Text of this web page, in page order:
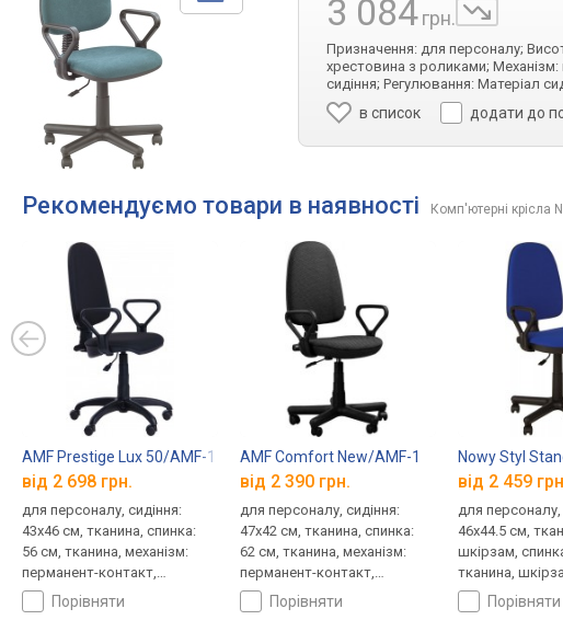
3 084грн.
Призначення: для персоналу;
хрестовина з роликами; Механізм:
сидіння; Регулювання: Матеріал
в список додати до
Рекомендуємо товари в наявності Комп'ютерні крісла
AMF Prestige Lux 50/AMF-1
від 2 698 грн.
для персоналу, сидіння:
43x46 см, тканина, спинка:
56 см, тканина, механізм:
перманент-контакт,
регулювання: нахилу,
висоти, глибини
порівняти
AMF Comfort New/AMF-1
від 2 390 грн.
для персоналу, сидіння:
47x42 см, тканина, спинка:
62 см, тканина, механізм:
перманент-контакт,
регулювання: висоти
порівняти
Nowy Styl
від 2 459
для персоналу,
46x44.5 см,
шкірзам,
тканина,
перманент-
регулювання:
порівняти